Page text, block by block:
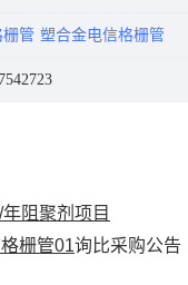
栅管 塑合金电信格栅管
阻聚剂项目
栅管01询比采购公告